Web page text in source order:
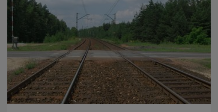
Mapy
O PKP Polskich Liniach Kolejowych S.A.
Czym się zajmujemy?
Władze Spółki
Struktura Spółki
Spółki zależne
Raport roczny